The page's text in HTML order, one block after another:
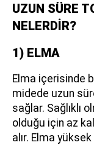
UZUN SÜRE
NELERDİR?
1) ELMA
Elma içerisinde
midede uzun
sağlar. Sağlıklı
olduğu için az
alır. Elma